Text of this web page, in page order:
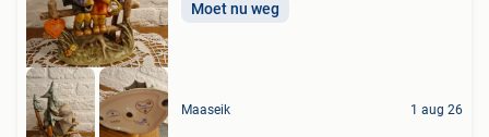
Moet nu weg
Maaseik 1 aug 26